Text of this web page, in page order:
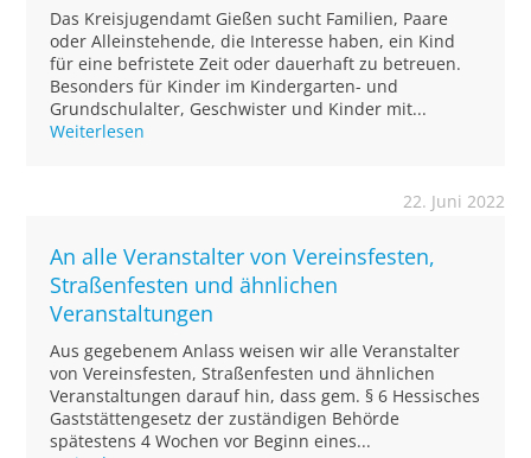
Das Kreisjugendamt Gießen sucht Familien, Paare
oder Alleinstehende, die Interesse haben, ein Kind
für eine befristete Zeit oder dauerhaft zu betreuen.
Besonders für Kinder im Kindergarten- und
Grundschulalter, Geschwister und Kinder mit...
Weiterlesen
22. Juni 2022
An alle Veranstalter von Vereinsfesten,
Straßenfesten und ähnlichen
Veranstaltungen
Aus gegebenem Anlass weisen wir alle Veranstalter
von Vereinsfesten, Straßenfesten und ähnlichen
Veranstaltungen darauf hin, dass gem. § 6 Hessisches
Gaststättengesetz der zuständigen Behörde
spätestens 4 Wochen vor Beginn eines...